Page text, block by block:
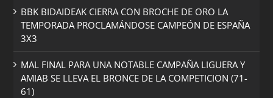
BBK BIDAIDEAK CIERRA CON BROCHE DE ORO LA
TEMPORADA PROCLAMÁNDOSE CAMPEÓN DE ESPAÑA
3X3
MAL FINAL PARA UNA NOTABLE CAMPAÑA LIGUERA Y
AMIAB SE LLEVA EL BRONCE DE LA COMPETICION (71-
61)